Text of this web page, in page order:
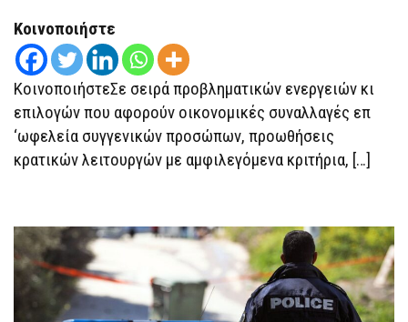
Κοινοποιήστε
ΚοινοποιήστεΣε σειρά προβληματικών ενεργειών κι
επιλογών που αφορούν οικονομικές συναλλαγές επ
‘ωφελεία συγγενικών προσώπων, προωθήσεις
κρατικών λειτουργών με αμφιλεγόμενα κριτήρια, […]